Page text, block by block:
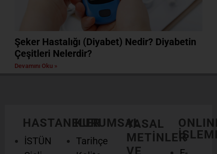
Şeker Hastalığı (Diyabet) Nedir? Diyabetin
Çeşitleri Nelerdir?
Devamını Oku »
HASTANELER
İSTÜN
KURUMSAL
Tarihçe
YASAL
METİNLER
VE